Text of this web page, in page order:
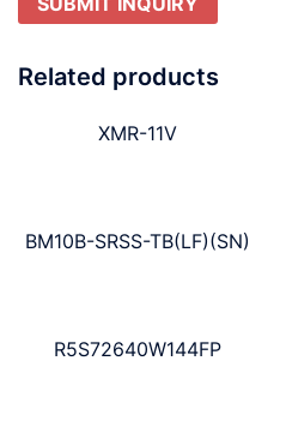
Related products
XMR-11V
BM10B-SRSS-TB(LF)(SN)
R5S72640W144FP